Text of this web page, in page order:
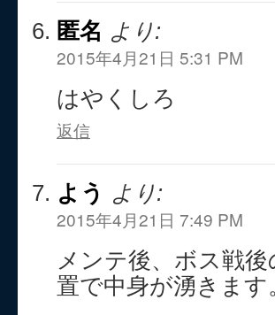
匿名 より:
2015年4月21日 5:31 PM
はやくしろ
返信
よう より:
2015年4月21日 7:49 PM
メンテ後、ボス戦
置で中身が湧きます